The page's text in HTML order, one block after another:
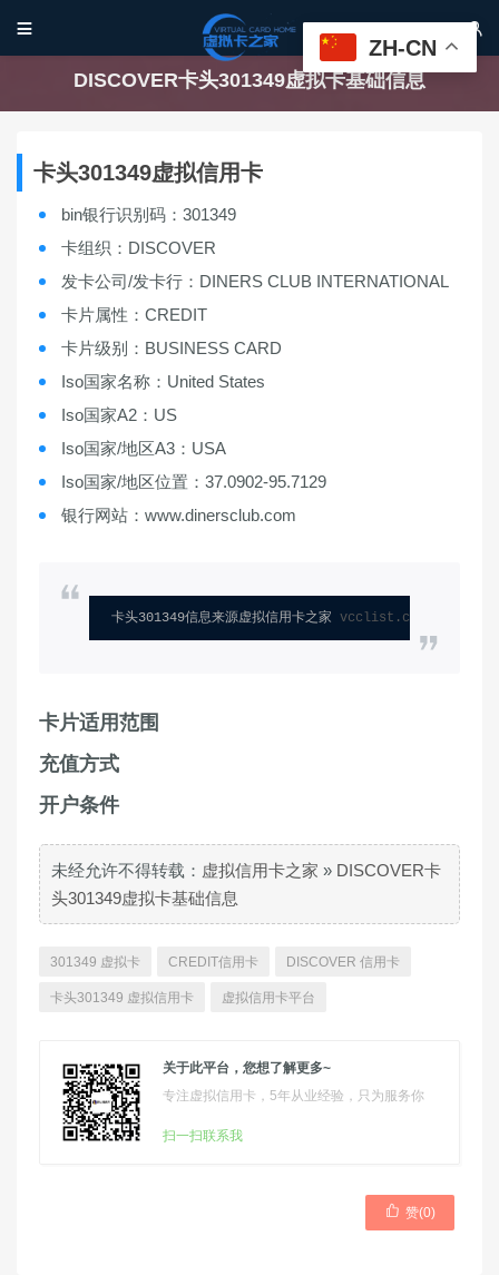
 
DISCOVER卡头301349虚拟卡基础信息
卡头301349虚拟信用卡
bin银行识别码：301349
卡组织：DISCOVER
发卡公司/发卡行：DINERS CLUB INTERNATIONAL
卡片属性：CREDIT
卡片级别：BUSINESS CARD
Iso国家名称：United States
Iso国家A2：US
Iso国家/地区A3：USA
Iso国家/地区位置：37.0902-95.7129
银行网站：www.dinersclub.com
卡头301349信息来源虚拟信用卡之家 vcclist.com
卡片适用范围
充值方式
开户条件
未经允许不得转载： 虚拟信用卡之家 » DISCOVER卡
头301349虚拟卡基础信息
301349 虚拟卡 CREDIT信用卡 DISCOVER 信用卡
卡头301349 虚拟信用卡 虚拟信用卡平台
关于此平台，您想了解更多~
专注虚拟信用卡，5年从业经验，只为服务你
扫一扫联系我
 赞(0)
ZH-CN